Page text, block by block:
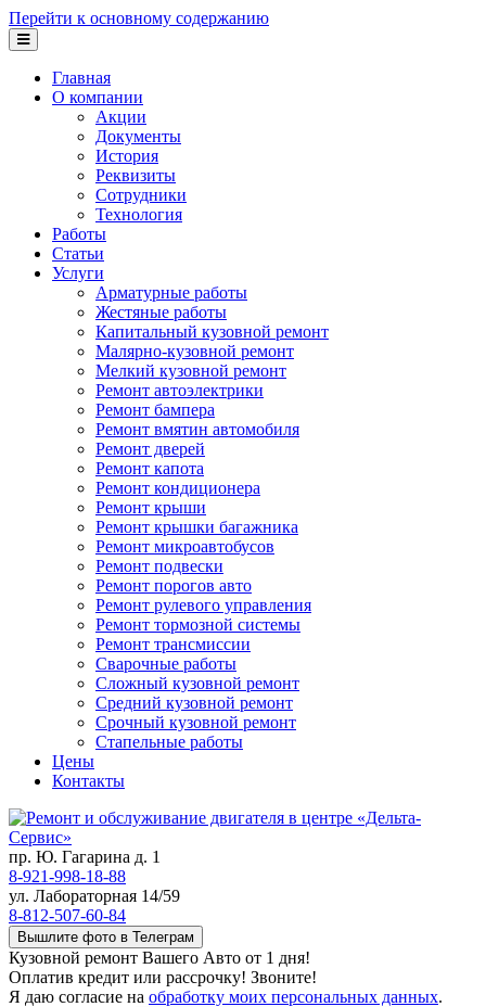
Перейти к основному содержанию
Главная
О компании
Акции
Документы
История
Реквизиты
Сотрудники
Технология
Работы
Статьи
Услуги
Арматурные работы
Жестяные работы
Капитальный кузовной ремонт
Малярно-кузовной ремонт
Мелкий кузовной ремонт
Ремонт автоэлектрики
Ремонт бампера
Ремонт вмятин автомобиля
Ремонт дверей
Ремонт капота
Ремонт кондиционера
Ремонт крыши
Ремонт крышки багажника
Ремонт микроавтобусов
Ремонт подвески
Ремонт порогов авто
Ремонт рулевого управления
Ремонт тормозной системы
Ремонт трансмиссии
Сварочные работы
Сложный кузовной ремонт
Средний кузовной ремонт
Срочный кузовной ремонт
Стапельные работы
Цены
Контакты
пр. Ю. Гагарина д. 1
8-921-998-18-88
ул. Лабораторная 14/59
8-812-507-60-84
Вышлите фото в Телеграм
Кузовной ремонт Вашего Авто от 1 дня!
Оплатив кредит или рассрочку! Звоните!
Я даю согласие на обработку моих персональных данных.